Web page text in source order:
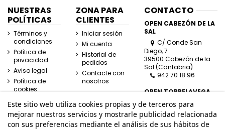
NUESTRAS
POLÍTICAS
Términos y
condiciones
Política de
privacidad
Aviso legal
Política de
cookies
ZONA PARA
CLIENTES
Iniciar sesión
Mi cuenta
Historial de
pedidos
Contacte con
nosotros
CONTACTO
OPEN CABEZÓN DE LA
SAL
C/ Conde San
Diego, 7
39500 Cabezón de la
Sal (Cantabria)
942 70 18 96
OPEN TORRELAVEGA
C/ José Posada
Herrera, Esquina
Lasaga Larreta
39300 Torrelavega
Este sitio web utiliza cookies propias y de terceros para
mejorar nuestros servicios y mostrarle publicidad relacionada
con sus preferencias mediante el análisis de sus hábitos de